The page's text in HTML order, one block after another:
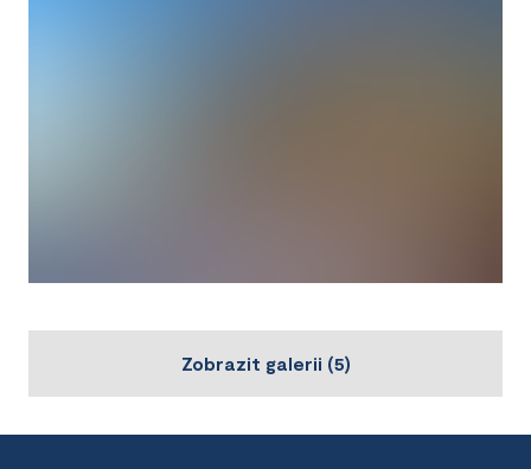
Zobrazit galerii (5)